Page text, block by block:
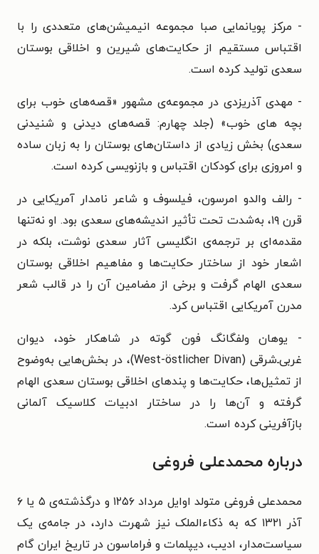
- مرکز پویانمایی صبا مجموعه انیمیشن‌های متعددی را با
اقتباس مستقیم از حکایت‌های شیرین و اخلاقی بوستان
سعدی تولید کرده است.
- مهدی آذریزدی در مجموعه‌ی مشهور «قصه‌های خوب برای
بچه های خوب» (جلد چهارم: قصه‌های دیدنی و شنیدنی
سعدی) بخش زیادی از داستان‌های بوستان را به زبان ساده
و امروزی برای کودکان اقتباس و بازنویسی کرده است.
- رالف والدو امرسون،فیلسوف و شاعر نامدار آمریکایی در
قرن ۱۹، به‌شدت تحت تأثیر اندیشه‌های سعدی بود. او نه‌تنها
مقدمه‌ای بر ترجمه‌ی انگلیسی آثار سعدی نوشت، بلکه در
اشعار خود از ساختار حکایت‌ها و مفاهیم اخلاقی بوستان
سعدی الهام گرفت و برخی از مضامین آن را در قالب شعر
مدرن آمریکایی اقتباس کرد.
- یوهان ولفگانگ فون گوته در شاهکار خود، دیوان
غربی‌ـ‌شرقی (West-östlicher Divan)، در بخش‌هایی به‌وضوح
از تمثیل‌ها، حکایت‌ها و پندهای اخلاقی بوستان سعدی الهام
گرفته و آن‌ها را در ساختار ادبیات کلاسیک آلمانی
بازآفرینی کرده است.
درباره محمدعلی فروغی
محمدعلی فروغی متولد اوایل مرداد ۱۲۵۶ و درگذشته‌ی ۵ یا ۶
آذر ۱۳۲۱ که به ذکاءالملک نیز شهرت دارد، در جامه‌ی یک
سیاست‌مدار، ادیب، دیپلمات و فراماسون در تاریخ ایران گام